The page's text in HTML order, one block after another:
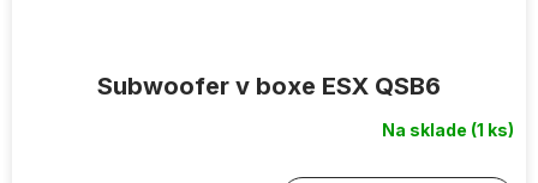
Subwoofer v boxe ESX QSB6
Na sklade (1 ks)